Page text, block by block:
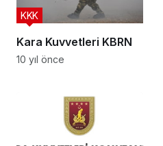
Kara Kuvvetleri KBRN
KKK
10 yıl önce